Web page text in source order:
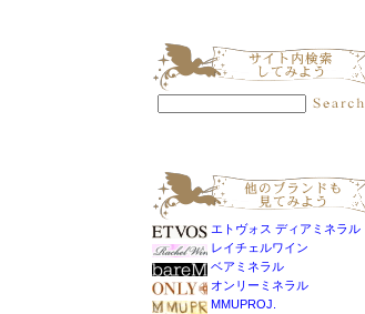
エトヴォス ディアミネラル
レイチェルワイン
ベアミネラル
オンリーミネラル
MMUPROJ.